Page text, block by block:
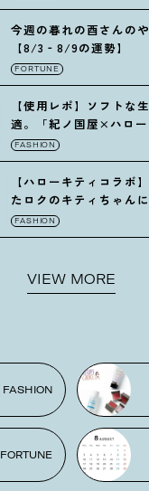
今週の暮れの酉さんの
【8/3‐8/9の運勢】
FORTUNE
【使用レポ】ソフトな
適。「紀ノ国屋×ハロ
がガシガシ使えて最高で
FASHION
【ハローキティコラボ
たロクのキティちゃん
ゼの限定パケも
FASHION
VIEW MORE
FASHION
FORTUNE